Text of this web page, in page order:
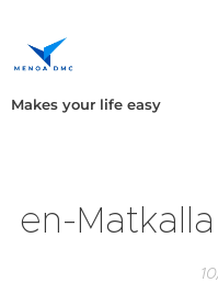
Makes your life easy
en-